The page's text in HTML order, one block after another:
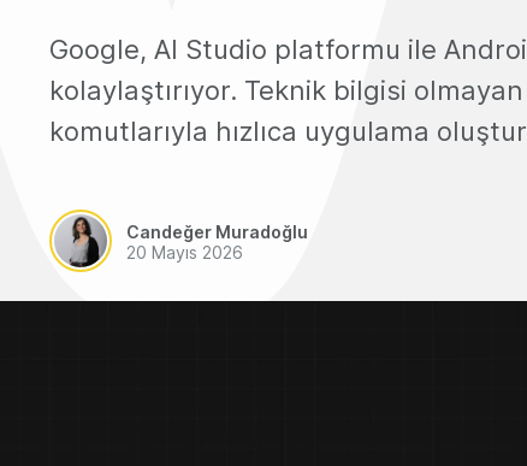
Google, AI Studio platformu ile
kolaylaştırıyor. Teknik bilgisi
komutlarıyla hızlıca uygulama
Candeğer Muradoğlu
20 Mayıs 2026